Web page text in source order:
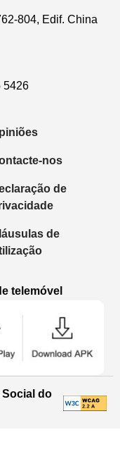
804, Edif. China
5426
nos
de
de
telemóvel
do